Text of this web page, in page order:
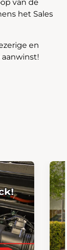
van de
het Sales
en